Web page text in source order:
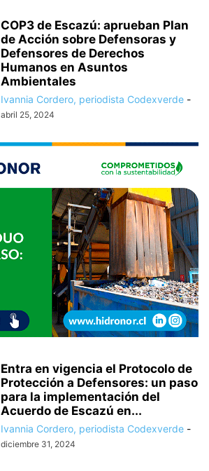
COP3 de Escazú: aprueban Plan
de Acción sobre Defensoras y
Defensores de Derechos
Humanos en Asuntos
Ambientales
Ivannia Cordero, periodista Codexverde -
abril 25, 2024
Entra en vigencia el Protocolo de
Protección a Defensores: un paso
para la implementación del
Acuerdo de Escazú en...
Ivannia Cordero, periodista Codexverde -
diciembre 31, 2024